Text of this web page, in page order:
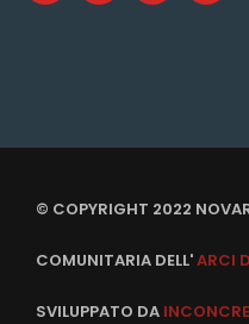
© COPYRIGHT 2022
COMUNITARIA DELL'ARCI
SVILUPPATO DA